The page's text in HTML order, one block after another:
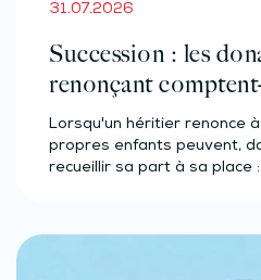
31.07.2026
Succession : les
renonçant
Lorsqu'un héritier renonce
propres enfants peuvent,
recueillir sa part à sa place